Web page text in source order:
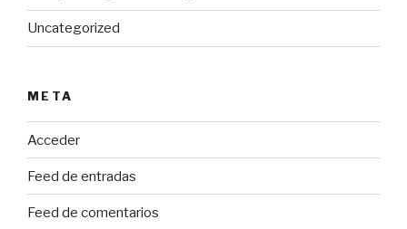
Uncategorized
META
Acceder
Feed de entradas
Feed de comentarios